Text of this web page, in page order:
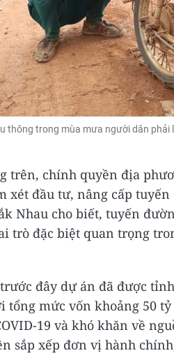
thông trong mùa mưa người dân phải
trên, chính quyền địa
xét đầu tư, nâng cấp tuyến
Nhau cho biết, tuyến
trò đặc biệt quan trọng
đây dự án đã được
tổng mức vốn khoảng 50
19 và khó khăn về
sắp xếp đơn vị hành